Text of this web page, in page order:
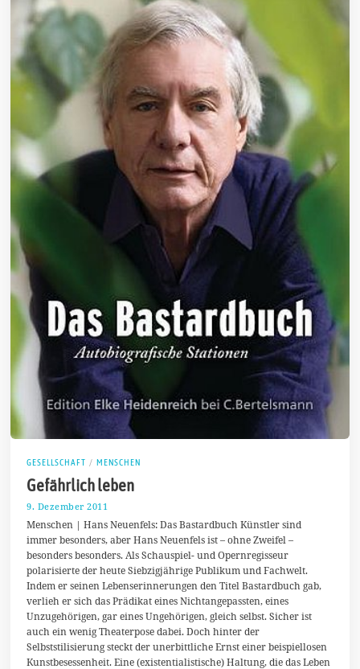
GESELLSCHAFT / MENSCHEN
Gefährlich leben
9. Dezember 2011
.
M
ä
r
2
0
1
Menschen | Hans Neuenfels: Das Bastardbuch Künstler sind
immer besonders, aber Hans Neuenfels ist – ohne Zweifel –
besonders besonders. Als Schauspiel- und Opernregisseur
polarisierte der heute Siebzigjährige Publikum und Fachwelt.
Indem er seinen Lebenserinnerungen den Titel Bastardbuch gab,
verlieh er sich das Prädikat eines Nichtangepassten, eines
Unzugehörigen, gar eines Ungehörigen, gleich selbst. Sicher ist
auch ein wenig Theaterpose dabei. Doch hinter der
Selbststilisierung steckt der unerbittliche Ernst einer beispiellosen
Kunstbesessenheit. Eine (existentialistische) Haltung, die das Leben